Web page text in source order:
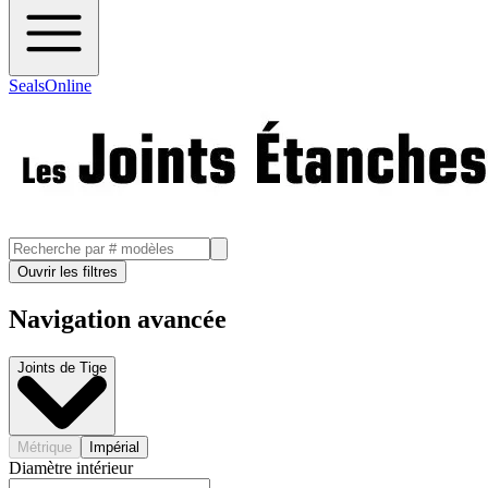
SealsOnline
Ouvrir les filtres
Navigation avancée
Joints de Tige
Métrique Impérial
Diamètre intérieur